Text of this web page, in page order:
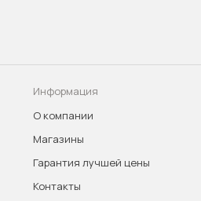
Информация
О компании
Магазины
Гарантия лучшей цены
Контакты